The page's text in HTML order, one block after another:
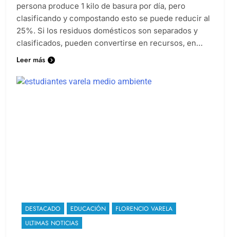
persona produce 1 kilo de basura por día, pero
clasificando y compostando esto se puede reducir al
25%. Si los residuos domésticos son separados y
clasificados, pueden convertirse en recursos, en…
Leer más
DESTACADO EDUCACIÓN
FLORENCIO VARELA
ULTIMAS NOTICIAS